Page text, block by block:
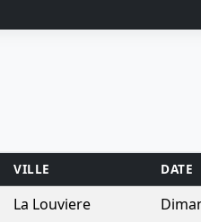
VILLE DATE
La Louviere